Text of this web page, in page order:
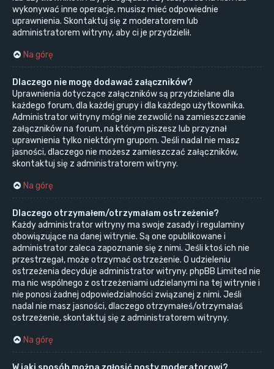
wykonywać inne operacje, musisz mieć odpowiednie
uprawnienia. Skontaktuj się z moderatorem lub
administratorem witryny, aby ci je przydzielił.
Na górę
Dlaczego nie mogę dodawać załączników?
Uprawnienia dotyczące załączników są przydzielane dla
każdego forum, dla każdej grupy i dla każdego użytkownika.
Administrator witryny mógł nie zezwolić na zamieszczanie
załączników na forum, na którym piszesz lub przyznał
uprawnienia tylko niektórym grupom. Jeśli nadal nie masz
jasności, dlaczego nie możesz zamieszczać załączników,
skontaktuj się z administratorem witryny.
Na górę
Dlaczego otrzymałem/otrzymałam ostrzeżenie?
Każdy administrator witryny ma swoje zasady i regulaminy
obowiązujące na danej witrynie. Są one opublikowane i
administrator zaleca zapoznanie się z nimi. Jeśli ktoś ich nie
przestrzegał, może otrzymać ostrzeżenie. O udzieleniu
ostrzeżenia decyduje administrator witryny. phpBB Limited nie
ma nic wspólnego z ostrzeżeniami udzielanymi na tej witrynie i
nie ponosi żadnej odpowiedzialności związanej z nimi. Jeśli
nadal nie masz jasności, dlaczego otrzymałeś/otrzymałaś
ostrzeżenie, skontaktuj się z administratorem witryny.
Na górę